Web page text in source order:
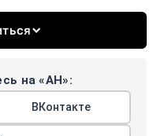
на «АН»:
ВКонтакте